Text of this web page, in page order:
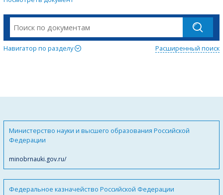
Навигатор по разделу Расширенный поиск
Министерство науки и высшего образования Российской
Федерации
minobrnauki.gov.ru/
Федеральное казначейство Российской Федерации